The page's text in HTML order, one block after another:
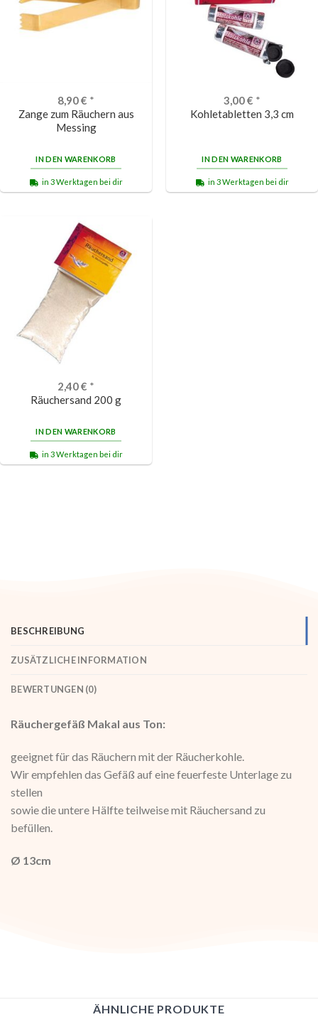
8,90€ *
Zange zum Räuchern aus
Messing
IN DEN WARENKORB
in 3 Werktagen bei dir
3,00€ *
Kohletabletten 3,3 cm
IN DEN WARENKORB
in 3 Werktagen bei dir
2,40€ *
Räuchersand 200 g
IN DEN WARENKORB
in 3 Werktagen bei dir
BESCHREIBUNG
ZUSÄTZLICHE INFORMATION
BEWERTUNGEN (0)
Räuchergefäß Makal aus Ton:
geeignet für das Räuchern mit der Räucherkohle.
Wir empfehlen das Gefäß auf eine feuerfeste Unterlage zu
stellen
sowie die untere Hälfte teilweise mit Räuchersand zu
befüllen.
Ø 13cm
ÄHNLICHE PRODUKTE